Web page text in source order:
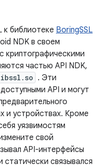
к библиотеке BoringSSL
NDK в своем
криптографическими
частью API NDK,
. Эти
API и могут
и устройствах. Кроме
уязвимостям
свой
API-интерфейсы
связывался